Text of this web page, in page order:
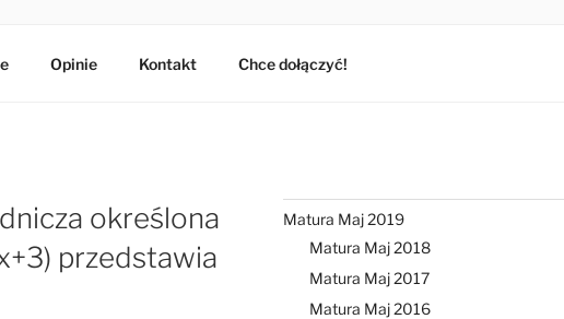
Opinie Kontakt Chce dołączyć!
określona
przedstawia
Matura Maj 2019
Matura Maj 2018
Matura Maj 2017
Matura Maj 2016